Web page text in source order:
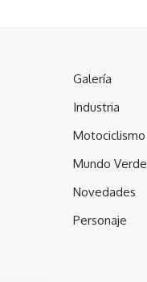
Galería
Industria
Motociclismo
Mundo Verde
Novedades
Personaje